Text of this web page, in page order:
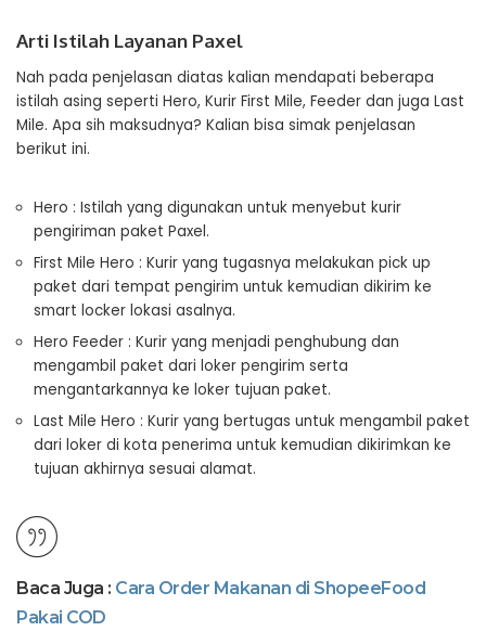
Arti Istilah Layanan Paxel
Nah pada penjelasan diatas kalian mendapati beberapa
istilah asing seperti Hero, Kurir First Mile, Feeder dan juga Last
Mile. Apa sih maksudnya? Kalian bisa simak penjelasan
berikut ini.
Hero : Istilah yang digunakan untuk menyebut kurir
pengiriman paket Paxel.
First Mile Hero : Kurir yang tugasnya melakukan pick up
paket dari tempat pengirim untuk kemudian dikirim ke
smart locker lokasi asalnya.
Hero Feeder : Kurir yang menjadi penghubung dan
mengambil paket dari loker pengirim serta
mengantarkannya ke loker tujuan paket.
Last Mile Hero : Kurir yang bertugas untuk mengambil paket
dari loker di kota penerima untuk kemudian dikirimkan ke
tujuan akhirnya sesuai alamat.
Baca Juga : Cara Order Makanan di ShopeeFood
Pakai COD